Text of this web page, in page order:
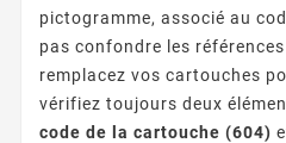
pictogramme, associé au
pas confondre les
remplacez vos cartouches
vérifiez toujours deux
code de la cartouche (604)